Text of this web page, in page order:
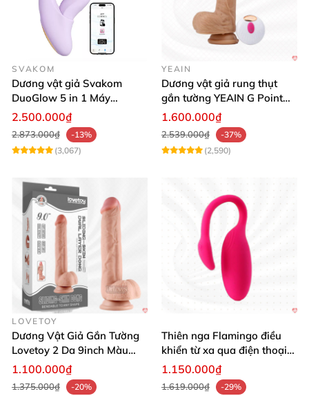
SVAKOM
Dương vật giả Svakom
DuoGlow 5 in 1 Máy
Massage Điểm G & Âm Vật
Điều Khiển App
2.500.000₫
2.873.000₫
-13%
(3,067)
YEAIN
Dương vật giả rung thụt
gắn tường YEAIN G Point
siêu thực điều khiển từ xa
1.600.000₫
2.539.000₫
-37%
(2,590)
LOVETOY
Dương Vật Giả Gắn Tường
Lovetoy 2 Da 9inch Màu
Flesh Hàng Chính Hãng
1.100.000₫
1.375.000₫
-20%
Thiên nga Flamingo điều
khiển từ xa qua điện thoại
cực dễ dàng
1.150.000₫
1.619.000₫
-29%